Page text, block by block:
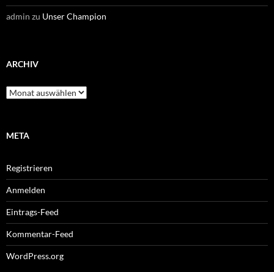
admin zu Unser Champion
ARCHIV
Archiv
META
Registrieren
Anmelden
Eintrags-Feed
Kommentar-Feed
WordPress.org